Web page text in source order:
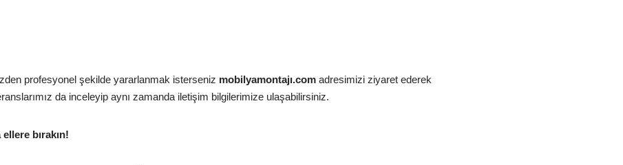
profesyonel şekilde yararlanmak isterseniz mobilyamontajı.com adresimizi ziyaret ederek
da inceleyip aynı zamanda iletişim bilgilerimize ulaşabilirsiniz.
bırakın!